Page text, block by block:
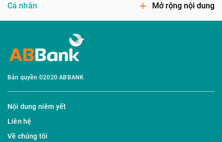
Cá nhân Mở rộng nội dung
Bản quyền ©2020 ABBANK
Nội dung niêm yết
Liên hệ
Về chúng tôi